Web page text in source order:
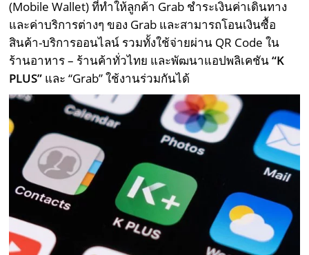
(Mobile Wallet) ที่ทำให้ลูกค้า Grab ชำระเงินค่าเดินทาง
และค่าบริการต่างๆ ของ Grab และสามารถโอนเงินซื้อ
สินค้า-บริการออนไลน์ รวมทั้งใช้จ่ายผ่าน QR Code ใน
ร้านอาหาร – ร้านค้าทั่วไทย และพัฒนาแอปพลิเคชัน“K
PLUS” และ “Grab” ใช้งานร่วมกันได้